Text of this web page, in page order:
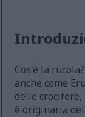
Cos'è la
anche come
delle crocifere,
è originaria